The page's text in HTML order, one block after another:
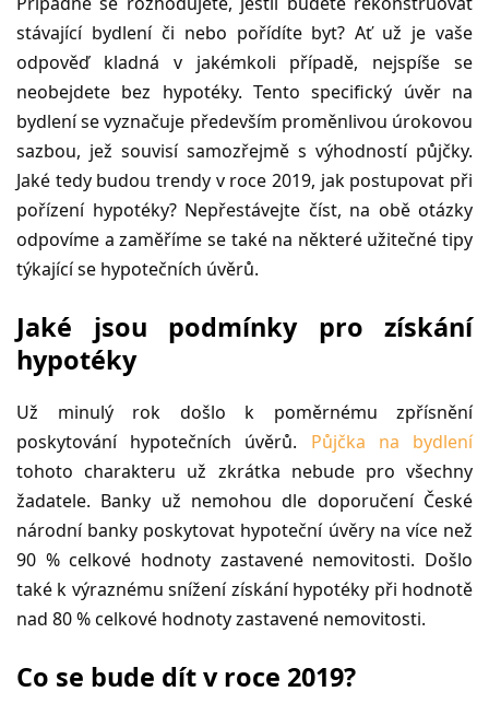
stávající bydlení či nebo pořídíte byt? Ať už je vaše
odpověď kladná v jakémkoli případě, nejspíše se
neobejdete bez hypotéky. Tento specifický úvěr na
bydlení se vyznačuje především proměnlivou úrokovou
sazbou, jež souvisí samozřejmě s výhodností půjčky.
Jaké tedy budou trendy v roce 2019, jak postupovat při
pořízení hypotéky? Nepřestávejte číst, na obě otázky
odpovíme a zaměříme se také na některé užitečné tipy
týkající se hypotečních úvěrů.
Jaké jsou podmínky pro získání
hypotéky
Už minulý rok došlo k poměrnému zpřísnění
poskytování hypotečních úvěrů. Půjčka na bydlení
tohoto charakteru už zkrátka nebude pro všechny
žadatele. Banky už nemohou dle doporučení České
národní banky poskytovat hypoteční úvěry na více než
90 % celkové hodnoty zastavené nemovitosti. Došlo
také k výraznému snížení získání hypotéky při hodnotě
nad 80 % celkové hodnoty zastavené nemovitosti.
Co se bude dít v roce 2019?